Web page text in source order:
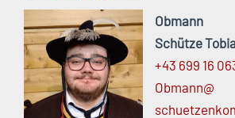
Obmann
Schütze
+43 699 16
Obmann@